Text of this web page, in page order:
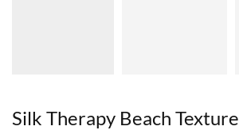
Silk Therapy Beach Texture